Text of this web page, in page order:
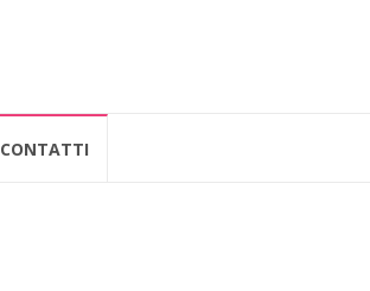
CONTATTI